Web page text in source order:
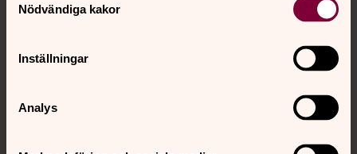
Nödvändiga kakor
Inställningar
Analys